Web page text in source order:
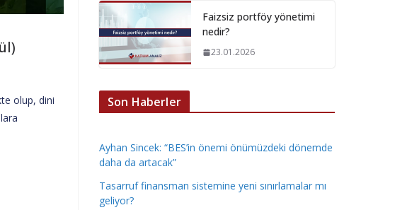
olup, dini
Faizsiz portföy yönetimi
nedir?
23.01.2026
Son Haberler
Ayhan Sincek: “BES’in önemi önümüzdeki dönemde
daha da artacak”
Tasarruf finansman sistemine yeni sınırlamalar mı
geliyor?